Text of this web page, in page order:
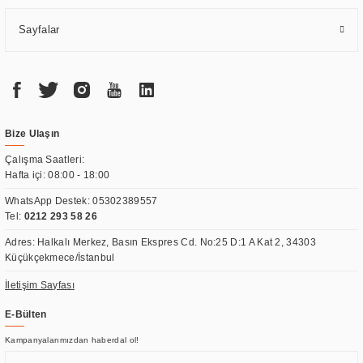
Sayfalar
Bize Ulaşın
Çalışma Saatleri:
Hafta içi: 08:00 - 18:00
WhatsApp Destek:05302389557
Tel: 0212 293 58 26
Adres: Halkalı Merkez, Basın Ekspres Cd. No:25 D:1 A Kat 2, 34303
Küçükçekmece/İstanbul
İletişim Sayfası
E-Bülten
Kampanyalarımızdan haberdal ol!